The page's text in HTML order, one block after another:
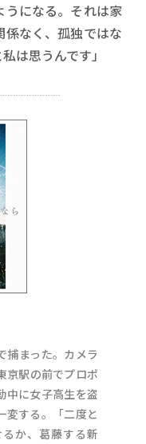
うになる。それは家
なく、孤独ではな
は思うんです」
捕まった。カメラ
京駅の前でプロポ
中に女子高生を盗
変する。「二度と
か、葛藤する新